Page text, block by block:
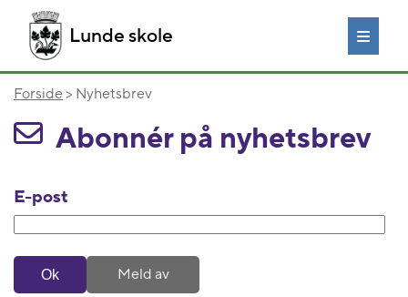
Lunde skole
Forside > Nyhetsbrev
Abonnér på nyhetsbrev
E-post
Meld av